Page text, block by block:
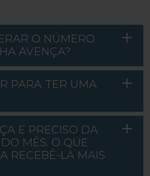
O NÚMERO
AVENÇA?
PARA TER UMA
E PRECISO DA
MÊS. O QUE
RECEBÊ-LA MAIS